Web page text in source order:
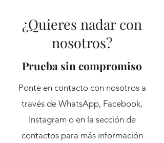
¿Quieres nadar con
nosotros?
Prueba sin compromiso
Ponte en contacto con nosotros a
través de WhatsApp, Facebook,
Instagram o en la sección de
contactos para más información